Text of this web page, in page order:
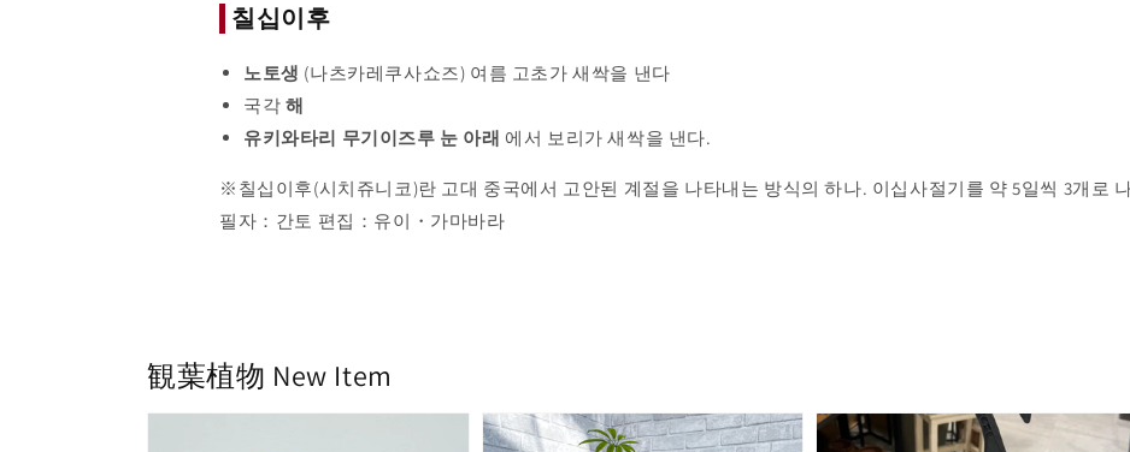
칠십이후
노토생 (나츠카레쿠사쇼즈) 여름 고초가 새싹을 낸다
국각 해
유키와타리 무기이즈루 눈 아래 에서 보리가 새싹을 낸다.
※칠십이후(시치쥬니코)란 고대 중국에서 고안된 계절을 나타내는 방식의 하나. 이십사절기를 약 5일씩 3개로
필자：간토 편집：유이・가마바라
観葉植物 New Item